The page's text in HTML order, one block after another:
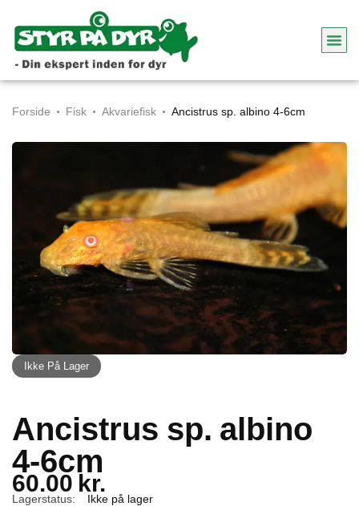
Forside Fisk Akvariefisk Ancistrus sp. albino 4-6cm
Ikke På Lager
Ancistrus sp. albino
4-6cm
60.00 kr.
Lagerstatus: Ikke på lager